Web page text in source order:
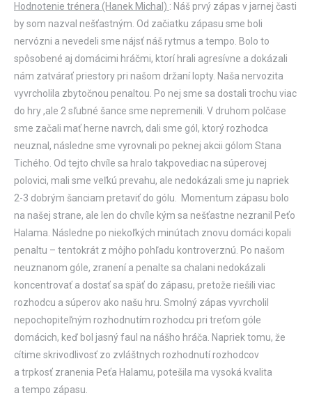
Hodnotenie trénera (Hanek Michal) : Náš prvý zápas v jarnej časti
by som nazval nešťastným. Od začiatku zápasu sme boli
nervózni a nevedeli sme nájsť náš rytmus a tempo. Bolo to
spôsobené aj domácimi hráčmi, ktorí hrali agresívne a dokázali
nám zatvárať priestory pri našom držaní lopty. Naša nervozita
vyvrcholila zbytočnou penaltou. Po nej sme sa dostali trochu viac
do hry ,ale 2 sľubné šance sme nepremenili. V druhom polčase
sme začali mať herne navrch, dali sme gól, ktorý rozhodca
neuznal, následne sme vyrovnali po peknej akcii gólom Stana
Tichého. Od tejto chvíle sa hralo takpovediac na súperovej
polovici, mali sme veľkú prevahu, ale nedokázali sme ju napriek
2-3 dobrým šanciam pretaviť do gólu. Momentum zápasu bolo
na našej strane, ale len do chvíle kým sa nešťastne nezranil Peťo
Halama. Následne po niekoľkých minútach znovu domáci kopali
penaltu – tentokrát z môjho pohľadu kontroverznú. Po našom
neuznanom góle, zranení a penalte sa chalani nedokázali
koncentrovať a dostať sa späť do zápasu, pretože riešili viac
rozhodcu a súperov ako našu hru. Smolný zápas vyvrcholil
nepochopiteľným rozhodnutím rozhodcu pri treťom góle
domácich, keď bol jasný faul na nášho hráča. Napriek tomu, že
cítime skrivodlivosť zo zvláštnych rozhodnutí rozhodcov
a trpkosť zranenia Peťa Halamu, potešila ma vysoká kvalita
a tempo zápasu.